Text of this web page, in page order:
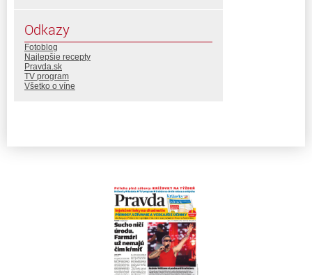
Odkazy
Fotoblog
Najlepšie recepty
Pravda.sk
TV program
Všetko o víne